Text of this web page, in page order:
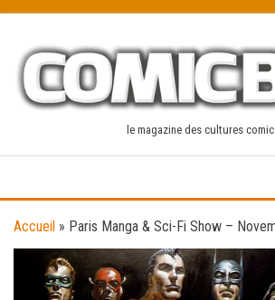
content
le magazine des cultures
Accueil » Paris Manga & Sci-Fi Show –